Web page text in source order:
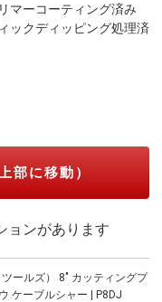
マーコーティング済み
ックディッピング処理済
部に移動）
ョンがあります
ツールズ） 8" カッティングプ
ケーブルシャー | P8DJ